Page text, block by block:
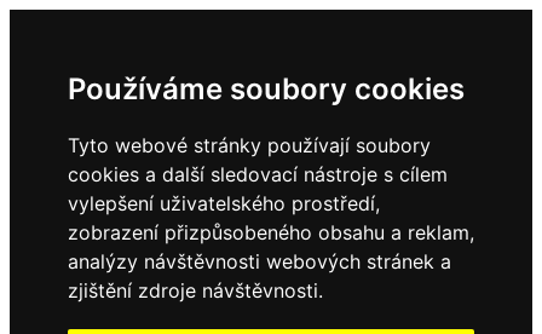
Používáme soubory cookies
Tyto webové stránky používají soubory
cookies a další sledovací nástroje s cílem
vylepšení uživatelského prostředí,
zobrazení přizpůsobeného obsahu a reklam,
analýzy návštěvnosti webových stránek a
zjištění zdroje návštěvnosti.